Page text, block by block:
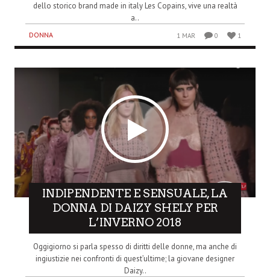
dello storico brand made in italy Les Copains, vive una realtà
a..
DONNA 1 MAR 0 1
INDIPENDENTE E SENSUALE, LA
DONNA DI DAIZY SHELY PER
L’INVERNO 2018
Oggigiorno si parla spesso di diritti delle donne, ma anche di
ingiustizie nei confronti di quest’ultime; la giovane designer
Daizy..